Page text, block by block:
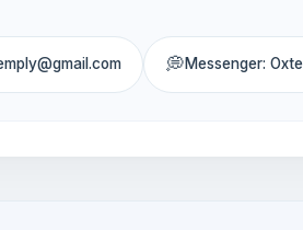
💭Messenger: